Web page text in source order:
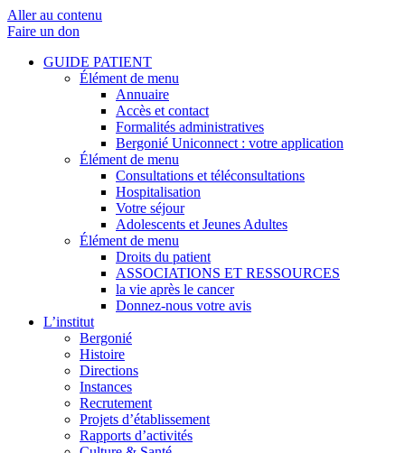
Aller au contenu
Faire un don
GUIDE PATIENT
Élément de menu
Annuaire
Accès et contact
Formalités administratives
Bergonié Uniconnect : votre application
Élément de menu
Consultations et téléconsultations
Hospitalisation
Votre séjour
Adolescents et Jeunes Adultes
Élément de menu
Droits du patient
ASSOCIATIONS ET RESSOURCES
la vie après le cancer
Donnez-nous votre avis
L’institut
Bergonié
Histoire
Directions
Instances
Recrutement
Projets d’établissement
Rapports d’activités